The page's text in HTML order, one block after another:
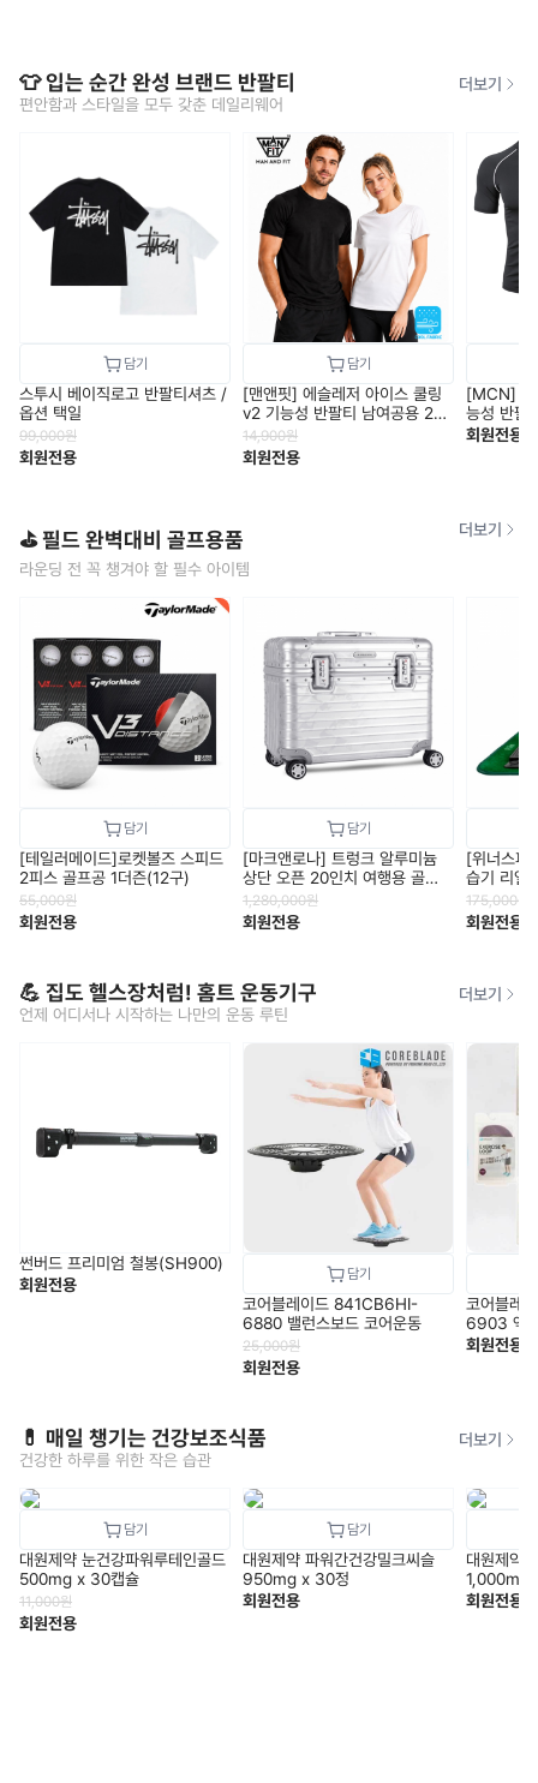
👕 입는 순간 완성 브랜드 반팔티
편안함과 스타일을 모두 갖춘 데일리웨어
더보기
스투시 베이직로고 반팔티셔츠 /
옵션 택일
99,000원
회원전용
[맨앤핏] 에슬레저 아이스 쿨링
v2 기능성 반팔티 남여공용 2컬
러 택1
14,900원
회원전용
[MCN] 남
능성 반팔
회원전용
⛳ 필드 완벽대비 골프용품
라운딩 전 꼭 챙겨야 할 필수 아이템
더보기
[테일러메이드]로켓볼즈 스피드
2피스 골프공 1더즌(12구)
55,000원
회원전용
[마크앤로나] 트렁크 알루미늄
상단 오픈 20인치 여행용 골프
캐리어
1,280,000원
회원전용
[위너스피
습기 리얼
175,000원
회원전용
💪 집도 헬스장처럼! 홈트 운동기구
언제 어디서나 시작하는 나만의 운동 루틴
더보기
썬버드 프리미엄 철봉(SH900)
회원전용
코어블레이드 841CB6HI-
6880 밸런스보드 코어운동
25,000원
회원전용
코어블레
6903 엑
루
회원전용
💊 매일 챙기는 건강보조식품
건강한 하루를 위한 작은 습관
더보기
대원제약 눈건강파워루테인골드
500mg x 30캡슐
11,000원
회원전용
대원제약 파워간건강밀크씨슬
950mg x 30정
회원전용
대원제약
1,000mg
회원전용